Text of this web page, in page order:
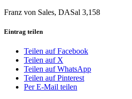
Franz von Sales, DASal 3,158
Eintrag teilen
Teilen auf Facebook
Teilen auf X
Teilen auf WhatsApp
Teilen auf Pinterest
Per E-Mail teilen